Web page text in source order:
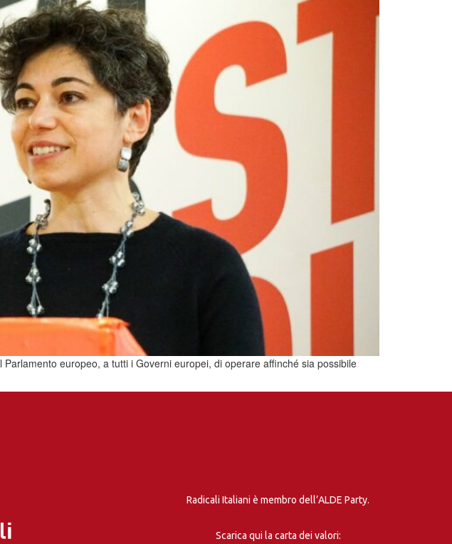
europeo, a tutti i Governi europei, di operare affinché sia possibile
Radicali Italiani è membro dell’ALDE Party.
Scarica qui la carta dei valori: